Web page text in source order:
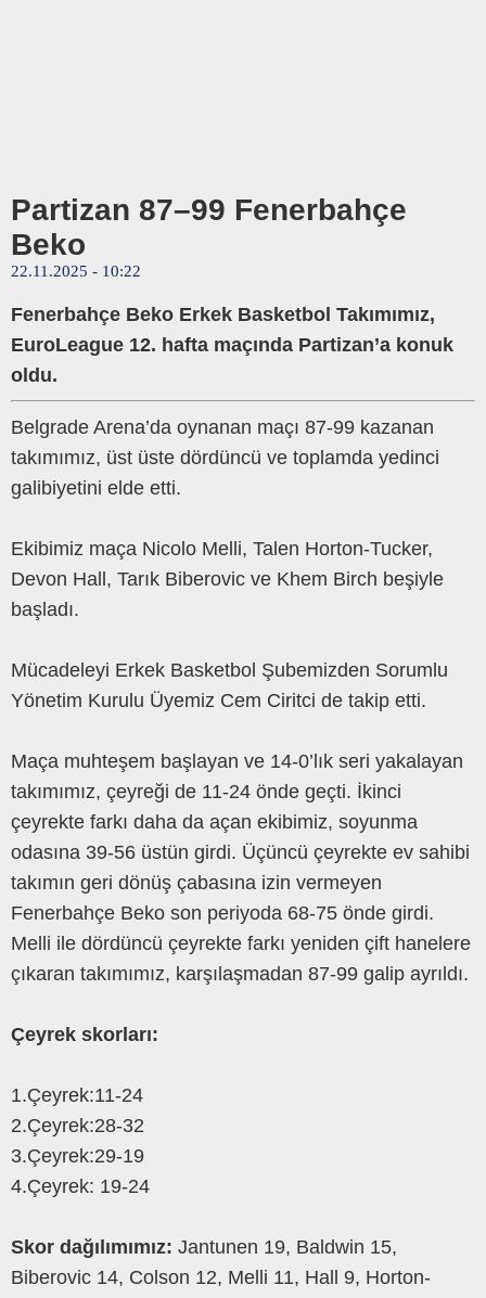
Partizan 87–99 Fenerbahçe
Beko
22.11.2025 - 10:22
Fenerbahçe Beko Erkek Basketbol Takımımız,
EuroLeague 12. hafta maçında Partizan’a konuk
oldu.
Belgrade Arena’da oynanan maçı 87-99 kazanan
takımımız, üst üste dördüncü ve toplamda yedinci
galibiyetini elde etti.
Ekibimiz maça Nicolo Melli, Talen Horton-Tucker,
Devon Hall, Tarık Biberovic ve Khem Birch beşiyle
başladı.
Mücadeleyi Erkek Basketbol Şubemizden Sorumlu
Yönetim Kurulu Üyemiz Cem Ciritci de takip etti.
Maça muhteşem başlayan ve 14-0’lık seri yakalayan
takımımız, çeyreği de 11-24 önde geçti. İkinci
çeyrekte farkı daha da açan ekibimiz, soyunma
odasına 39-56 üstün girdi. Üçüncü çeyrekte ev sahibi
takımın geri dönüş çabasına izin vermeyen
Fenerbahçe Beko son periyoda 68-75 önde girdi.
Melli ile dördüncü çeyrekte farkı yeniden çift hanelere
çıkaran takımımız, karşılaşmadan 87-99 galip ayrıldı.
Çeyrek skorları:
1.Çeyrek:11-24
2.Çeyrek:28-32
3.Çeyrek:29-19
4.Çeyrek: 19-24
Skor dağılımımız: Jantunen 19, Baldwin 15,
Biberovic 14, Colson 12, Melli 11, Hall 9, Horton-